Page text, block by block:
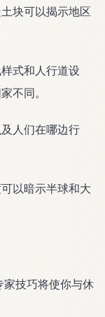
块可以揭示地区
式和人行道设
不同。
人们在哪边行
以暗示半球和大
技巧将使你与休